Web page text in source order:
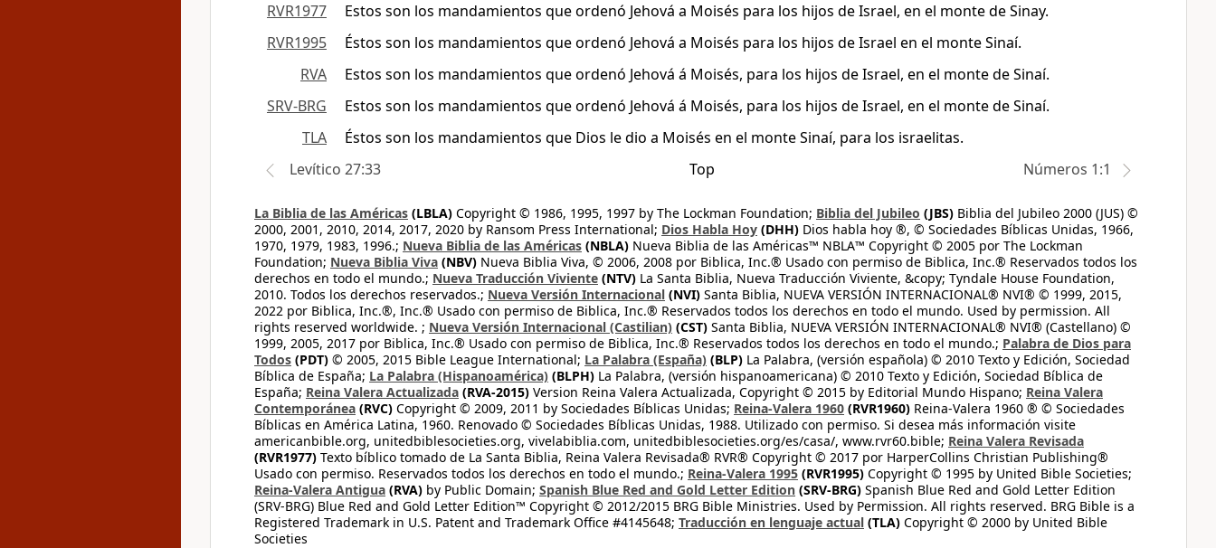
RVR1977
Estos son los mandamientos que ordenó Jehová a Moisés para los hijos de Israel, en el monte de Sinay.
RVR1995
Éstos son los mandamientos que ordenó Jehová a Moisés para los hijos de Israel en el monte Sinaí.
RVA
Estos son los mandamientos que ordenó Jehová á Moisés, para los hijos de Israel, en el monte de Sinaí.
SRV-BRG
Estos son los mandamientos que ordenó Jehová á Moisés, para los hijos de Israel, en el monte de Sinaí.
TLA
Éstos son los mandamientos que Dios le dio a Moisés en el monte Sinaí, para los israelitas.
Levítico 27:33
Top Números 1:1
La Biblia de las Américas (LBLA) Copyright © 1986, 1995, 1997 by The Lockman Foundation; Biblia del Jubileo (JBS) Biblia del Jubileo 2000 (JUS) ©
2000, 2001, 2010, 2014, 2017, 2020 by Ransom Press International; Dios Habla Hoy (DHH) Dios habla hoy ®, © Sociedades Bíblicas Unidas, 1966,
1970, 1979, 1983, 1996.; Nueva Biblia de las Américas (NBLA) Nueva Biblia de las Américas™ NBLA™ Copyright © 2005 por The Lockman
Foundation; Nueva Biblia Viva (NBV) Nueva Biblia Viva, © 2006, 2008 por Biblica, Inc.® Usado con permiso de Biblica, Inc.® Reservados todos los
derechos en todo el mundo.; Nueva Traducción Viviente (NTV) La Santa Biblia, Nueva Traducción Viviente, &copy; Tyndale House Foundation,
2010. Todos los derechos reservados.; Nueva Versión Internacional (NVI) Santa Biblia, NUEVA VERSIÓN INTERNACIONAL® NVI® © 1999, 2015,
2022 por Biblica, Inc.®, Inc.® Usado con permiso de Biblica, Inc.® Reservados todos los derechos en todo el mundo. Used by permission. All
rights reserved worldwide. ; Nueva Versión Internacional (Castilian) (CST) Santa Biblia, NUEVA VERSIÓN INTERNACIONAL® NVI® (Castellano) ©
1999, 2005, 2017 por Biblica, Inc.® Usado con permiso de Biblica, Inc.® Reservados todos los derechos en todo el mundo.; Palabra de Dios para
Todos (PDT) © 2005, 2015 Bible League International; La Palabra (España) (BLP) La Palabra, (versión española) © 2010 Texto y Edición, Sociedad
Bíblica de España; La Palabra (Hispanoamérica) (BLPH) La Palabra, (versión hispanoamericana) © 2010 Texto y Edición, Sociedad Bíblica de
España; Reina Valera Actualizada (RVA-2015) Version Reina Valera Actualizada, Copyright © 2015 by Editorial Mundo Hispano; Reina Valera
Contemporánea (RVC) Copyright © 2009, 2011 by Sociedades Bíblicas Unidas; Reina-Valera 1960 (RVR1960) Reina-Valera 1960 ® © Sociedades
Bíblicas en América Latina, 1960. Renovado © Sociedades Bíblicas Unidas, 1988. Utilizado con permiso. Si desea más información visite
americanbible.org, unitedbiblesocieties.org, vivelabiblia.com, unitedbiblesocieties.org/es/casa/, www.rvr60.bible; Reina Valera Revisada
(RVR1977) Texto bíblico tomado de La Santa Biblia, Reina Valera Revisada® RVR® Copyright © 2017 por HarperCollins Christian Publishing®
Usado con permiso. Reservados todos los derechos en todo el mundo.; Reina-Valera 1995 (RVR1995) Copyright © 1995 by United Bible Societies;
Reina-Valera Antigua (RVA) by Public Domain; Spanish Blue Red and Gold Letter Edition (SRV-BRG) Spanish Blue Red and Gold Letter Edition
(SRV-BRG) Blue Red and Gold Letter Edition™ Copyright © 2012/2015 BRG Bible Ministries. Used by Permission. All rights reserved. BRG Bible is a
Registered Trademark in U.S. Patent and Trademark Office #4145648; Traducción en lenguaje actual (TLA) Copyright © 2000 by United Bible
Societies